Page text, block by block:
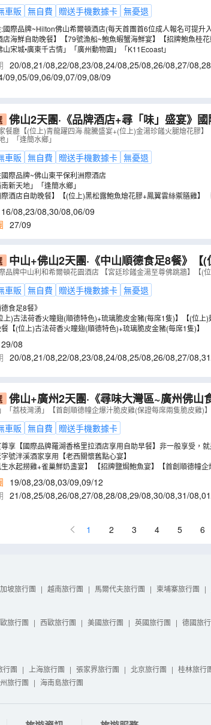
州動物園」「K11Ecoast」（GEHFX03KJ
車販 無自費 贈送手機數據卡 無憂退
國際品牌~Hilton佛山希爾頓酒店(每天首團首6位成人報名可提升
團首6位成人報名可提升入住親子主題客房)
店海鮮自助晚餐】【79號漁船~鮑魚蝦蟹海鮮宴】【招牌鮑魚桂
山宋城•廣東千古情」「廣州動物園」「K11Ecoast」
20/08,21/08,22/08,23/08,24/08,25/08,26/08,27/08,
09,05/09,06/09,07/09,08/09
佛山2天團·《品牌酒店+尋「味」盛宴》
店自助晚餐】（GEHFY02KXJ）
餐廳【(位上)青龍躍四海·龍騰盛宴+(位上)金湯珍饈火腿燴花膠】
」「逢簡水鄉」
車販 無自費 贈送手機數據卡 無憂退
際品牌~佛山東平保利洲際酒店
新天地」「逢簡水鄉」
酒店自助晚餐】【(位上)黑松露鮑魚燴花膠+鳳翼雲絲禦膳雞】
16/08,23/08,30/08,06/09
27/09
中山+佛山2天團·《中山順德食足8餐》【
金豬(每席1隻)】（ GTFFP02KMJ）
品牌中山利和希爾頓花園酒店 【宮廷珍饈金湯至尊佛跳牆】【(
車販 無自費 贈送手機數據卡 無憂退
食足8餐》
上)古法荷香火瞳翅(順德特色)+琉璃脆皮金豬(每席1隻)】【(位
尊佛跳牆宴】
【(位上)古法荷香火瞳翅(順德特色)+琉璃脆皮金豬(每席1隻)】
29/08
20/08,21/08,22/08,23/08,24/08,25/08,26/08,27/08,
佛山+廣州2天團·《尋味大灣區~廣州佛山
關懷舊點心宴】（GEFFD02MJ）
「荔枝灣湧」【首創順德幢企爆汁脆皮雞(保證每席兩隻脆皮雞)
車販 無自費 贈送手機數據卡
享【國際品牌羅湖香格里拉酒店享用自助早餐】非一般享受，就
號泮溪酒家享用【老西關懷舊點心宴】
水起撈雞+雀巢鮮奶盞宴】 【招牌鹽焗鮑魚宴】【首創順德幢企
19/08,23/08,03/09,09/12
21/08,25/08,26/08,27/08,28/08,29/08,30/08,31/08,
1 2 3 4 5 6
坡旅行團 | 越南旅行團 | 馬爾代夫旅行團 | 柬埔寨旅行團 |
旅行團 | 西歐旅行團 | 美國旅行團 | 英國旅行團 | 德國旅
行團 | 上海旅行團 | 張家界旅行團 | 北京旅行團 | 桂林旅行
旅行團 | 海南島旅行團